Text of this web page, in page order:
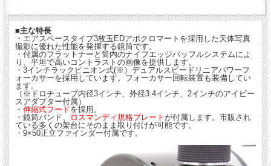
■主な特長
・エアスペースタイプ3枚玉EDアポクロマートを採用した天体写真
撮影に優れた性能を発揮する鏡筒です。
・付属のフラットナーと筒内のナイフエッジバッフルシステムによ
り、平坦で高いコントラストの画像を提供します。
・3インチラックピニオン式(※）デュアルスピードリニアパワーフ
ォーカサーを採用しています。フォーカサー回転装置も装備してい
ます。
（※ドロチューブ内径3インチ、外径3.4インチ、2インチのアイピー
スアダプター付属）
・ 伸縮式フードを採用。
・鏡筒バンド、
ロスマンディ規格プレート が付属します。市販され
ている多くの架台にそのまま取り付けが可能です。
・9×50正立ファインダー付属です。